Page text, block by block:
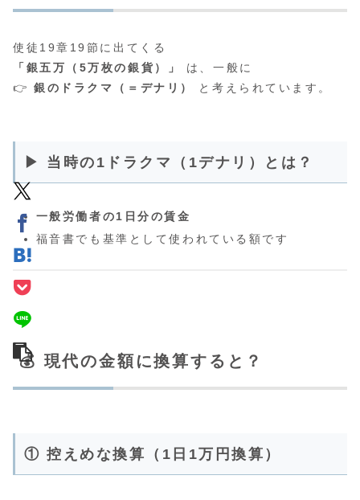
使徒19章19節に出てくる
「銀五万（5万枚の銀貨）」
は、一般に
👉銀のドラクマ（＝デナリ） と考えられています。
▶ 当時の1ドラクマ（1デナリ）とは？
一般労働者の1日分の賃金
福音書でも基準として使われている額です
💰 現代の金額に換算すると？
① 控えめな換算（1日1万円換算）